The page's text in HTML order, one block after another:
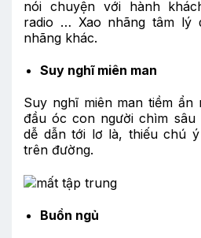
nói chuyện với hành
radio … Xao nhãng tâm lý
nhãng khác.
Suy nghĩ miên man
Suy nghĩ miên man tiềm
đầu óc con người chìm
dễ dẫn tới lơ là, thiếu chú
trên đường.
Buồn ngủ